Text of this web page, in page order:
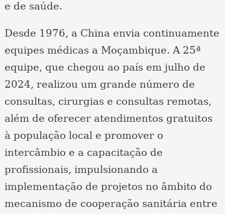
e de saúde.
Desde 1976, a China envia continuamente
equipes médicas a Moçambique. A 25ª
equipe, que chegou ao país em julho de
2024, realizou um grande número de
consultas, cirurgias e consultas remotas,
além de oferecer atendimentos gratuitos
à população local e promover o
intercâmbio e a capacitação de
profissionais, impulsionando a
implementação de projetos no âmbito do
mecanismo de cooperação sanitária entre